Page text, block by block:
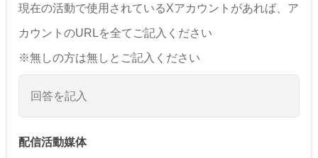
現在の活動で使用されているXアカウントがあれば、ア
カウントのURLを全てご記入ください
※無しの方は無しとご記入ください
配信活動媒体